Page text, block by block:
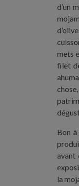
d’un
mets
filet
Bon
avant
la